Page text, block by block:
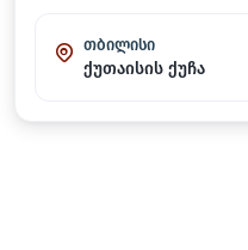
თბილისი
ქუთაისის ქუჩა